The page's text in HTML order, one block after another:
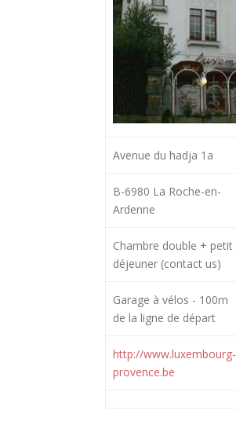
Avenue du hadja 1a
B-6980 La Roche-en-
Ardenne
Chambre double + petit
déjeuner (contact us)
Garage à vélos - 100m
de la ligne de départ
http://www.luxembourg-
provence.be